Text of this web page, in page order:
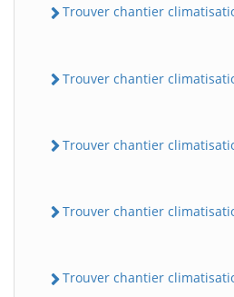
Trouver chantier
Trouver chantier
Trouver chantier
Trouver chantier
Trouver chantier